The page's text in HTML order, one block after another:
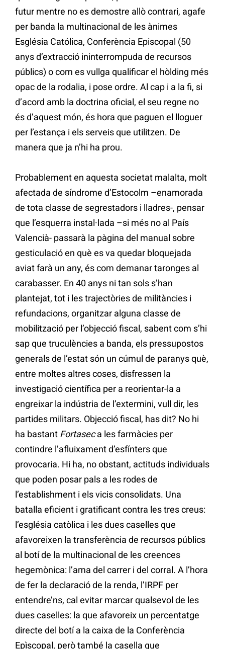
futur mentre no es demostre allò contrari, agafe
per banda la multinacional de les ànimes
Església Católica, Conferència Episcopal (50
anys d’extracció ininterrompuda de recursos
públics) o com es vullga qualificar el hòlding més
opac de la rodalia, i pose ordre. Al cap i a la fi, si
d’acord amb la doctrina oficial, el seu regne no
és d’aquest món, és hora que paguen el lloguer
per l’estança i els serveis que utilitzen. De
manera que ja n’hi ha prou.
Probablement en aquesta societat malalta, molt
afectada de síndrome d’Estocolm –enamorada
de tota classe de segrestadors i lladres-, pensar
que l’esquerra instal·lada –si més no al País
Valencià- passarà la pàgina del manual sobre
gesticulació en què es va quedar bloquejada
aviat farà un any, és com demanar taronges al
carabasser. En 40 anys ni tan sols s’han
plantejat, tot i les trajectòries de militàncies i
refundacions, organitzar alguna classe de
mobilització per l’objecció fiscal, sabent com s’hi
sap que truculències a banda, els pressupostos
generals de l’estat són un cúmul de paranys què,
entre moltes altres coses, disfressen la
investigació científica per a reorientar-la a
engreixar la indústria de l’extermini, vull dir, les
partides militars. Objecció fiscal, has dit? No hi
ha bastant Fortaseca les farmàcies per
contindre l’afluixament d’esfínters que
provocaria. Hi ha, no obstant, actituds individuals
que poden posar pals a les rodes de
l’establishment i els vicis consolidats. Una
batalla eficient i gratificant contra les tres creus:
l’església catòlica i les dues caselles que
afavoreixen la transferència de recursos públics
al botí de la multinacional de les creences
hegemònica: l’ama del carrer i del corral. A l’hora
de fer la declaració de la renda, l’IRPF per
entendre’ns, cal evitar marcar qualsevol de les
dues caselles: la que afavoreix un percentatge
directe del botí a la caixa de la Conferència
Epìscopal, però també la casella que